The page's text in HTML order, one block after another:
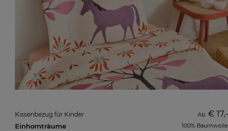
Kissenbezug für Kinder
Einhornträume
Ab € 17,-
100% Baumwolle